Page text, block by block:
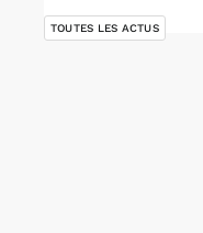
TOUTES LES ACTUS